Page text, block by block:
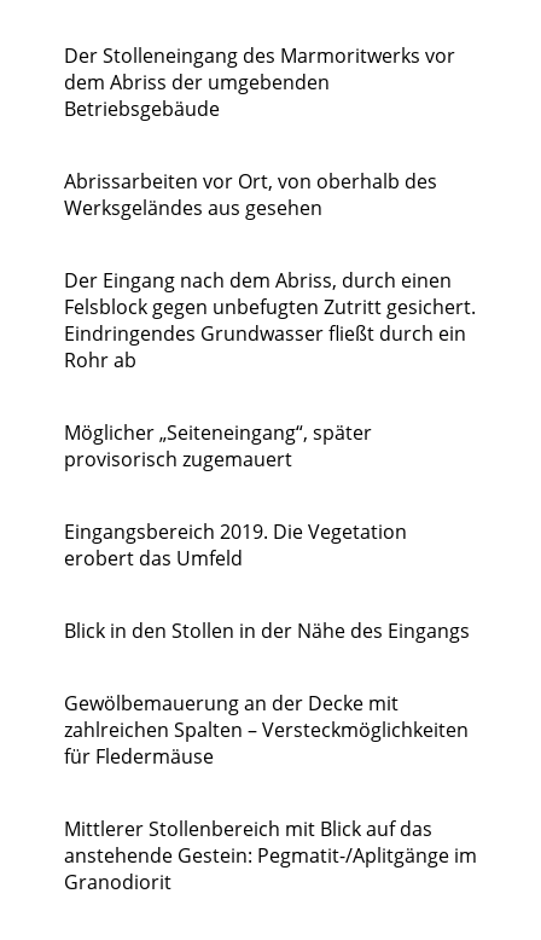
Der Stolleneingang des Marmoritwerks vor
dem Abriss der umgebenden
Betriebsgebäude
Abrissarbeiten vor Ort, von oberhalb des
Werksgeländes aus gesehen
Der Eingang nach dem Abriss, durch einen
Felsblock gegen unbefugten Zutritt gesichert.
Eindringendes Grundwasser fließt durch ein
Rohr ab
Möglicher „Seiteneingang“, später
provisorisch zugemauert
Eingangsbereich 2019. Die Vegetation
erobert das Umfeld
Blick in den Stollen in der Nähe des Eingangs
Gewölbemauerung an der Decke mit
zahlreichen Spalten – Versteckmöglichkeiten
für Fledermäuse
Mittlerer Stollenbereich mit Blick auf das
anstehende Gestein: Pegmatit-/Aplitgänge im
Granodiorit